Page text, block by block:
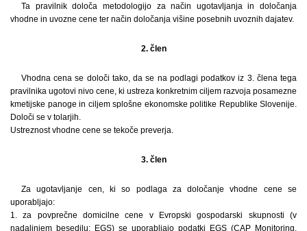
Ta pravilnik določa metodologijo za način ugotavljanja in določanja
vhodne in uvozne cene ter način določanja višine posebnih uvoznih dajatev.
2. člen
Vhodna cena se določi tako, da se na podlagi podatkov iz 3. člena tega
pravilnika ugotovi nivo cene, ki ustreza konkretnim ciljem razvoja posamezne
kmetijske panoge in ciljem splošne ekonomske politike Republike Slovenije.
Določi se v tolarjih.
Ustreznost vhodne cene se tekoče preverja.
3. člen
Za ugotavljanje cen, ki so podlaga za določanje vhodne cene se
uporabljajo:
1. za povprečne domicilne cene v Evropski gospodarski skupnosti (v
nadaljnjem besedilu: EGS) se uporabljajo podatki EGS (CAP Monitoring,